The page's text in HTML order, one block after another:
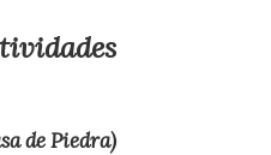
de Piedra)